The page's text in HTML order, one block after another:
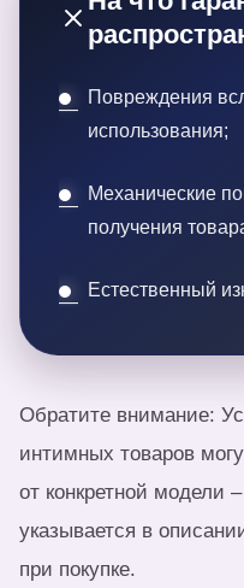
Повреждения
использования;
Механические
получения
Естественный
Обратите внимание:
интимных товаров
от конкретной модели
указывается в
при покупке.